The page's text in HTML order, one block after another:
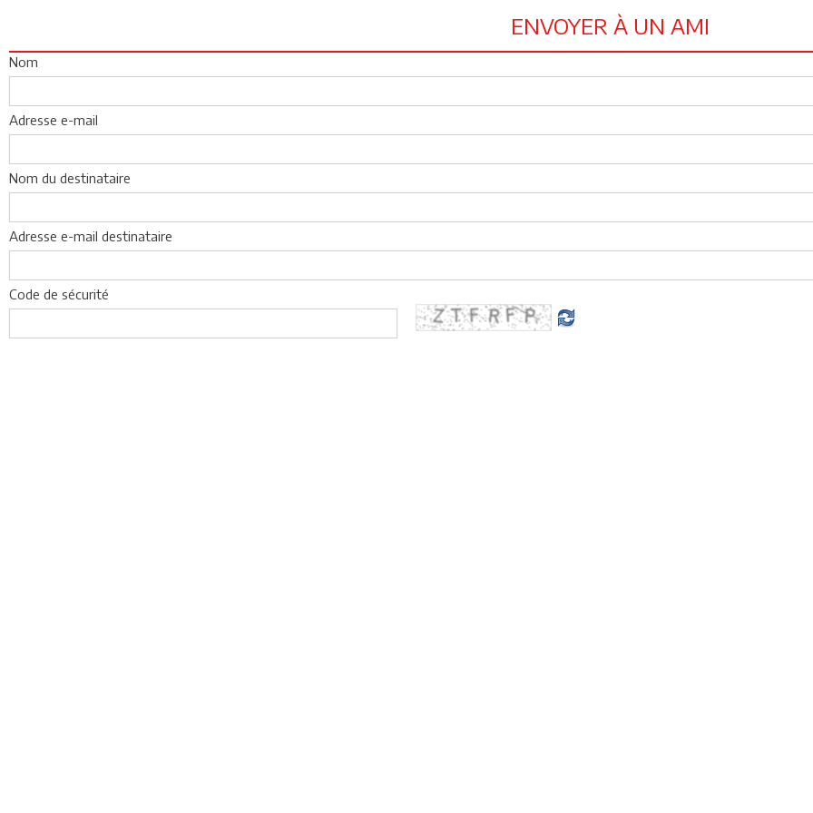
ENVOYER À UN AMI
Nom
Adresse e-mail
Nom du destinataire
Adresse e-mail destinataire
Code de sécurité